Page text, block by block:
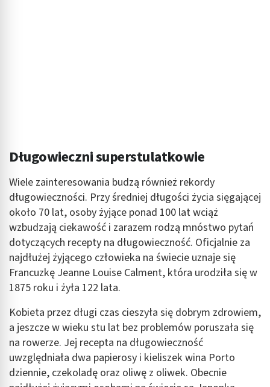
Długowieczni superstulatkowie
Wiele zainteresowania budzą również rekordy
długowieczności. Przy średniej długości życia sięgającej
około 70 lat, osoby żyjące ponad 100 lat wciąż
wzbudzają ciekawość i zarazem rodzą mnóstwo pytań
dotyczących recepty na długowieczność. Oficjalnie za
najdłużej żyjącego człowieka na świecie uznaje się
Francuzkę Jeanne Louise Calment, która urodziła się w
1875 roku i żyła 122 lata.
Kobieta przez długi czas cieszyła się dobrym zdrowiem,
a jeszcze w wieku stu lat bez problemów poruszała się
na rowerze. Jej recepta na długowieczność
uwzględniała dwa papierosy i kieliszek wina Porto
dziennie, czekoladę oraz oliwę z oliwek. Obecnie